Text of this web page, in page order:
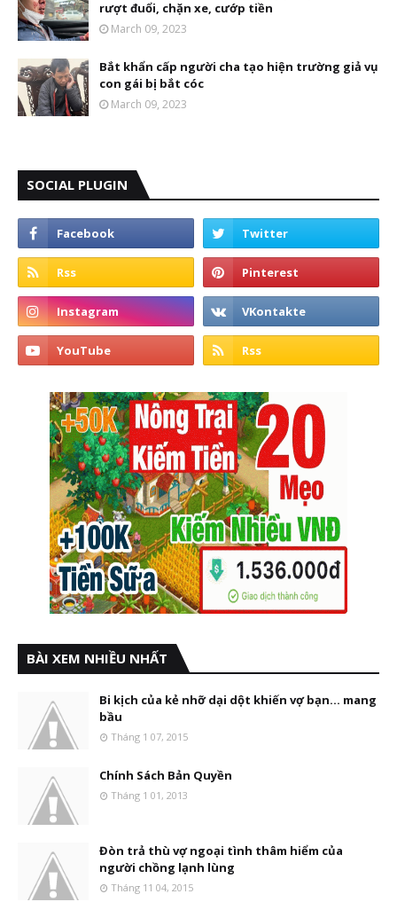
rượt đuổi, chặn xe, cướp tiền
March 09, 2023
Bắt khẩn cấp người cha tạo hiện trường giả vụ
con gái bị bắt cóc
March 09, 2023
SOCIAL PLUGIN
BÀI XEM NHIỀU NHẤT
Bi kịch của kẻ nhỡ dại dột khiến vợ bạn... mang
bầu
Tháng 1 07, 2015
Chính Sách Bản Quyền
Tháng 1 01, 2013
Đòn trả thù vợ ngoại tình thâm hiểm của
người chồng lạnh lùng
Tháng 11 04, 2015